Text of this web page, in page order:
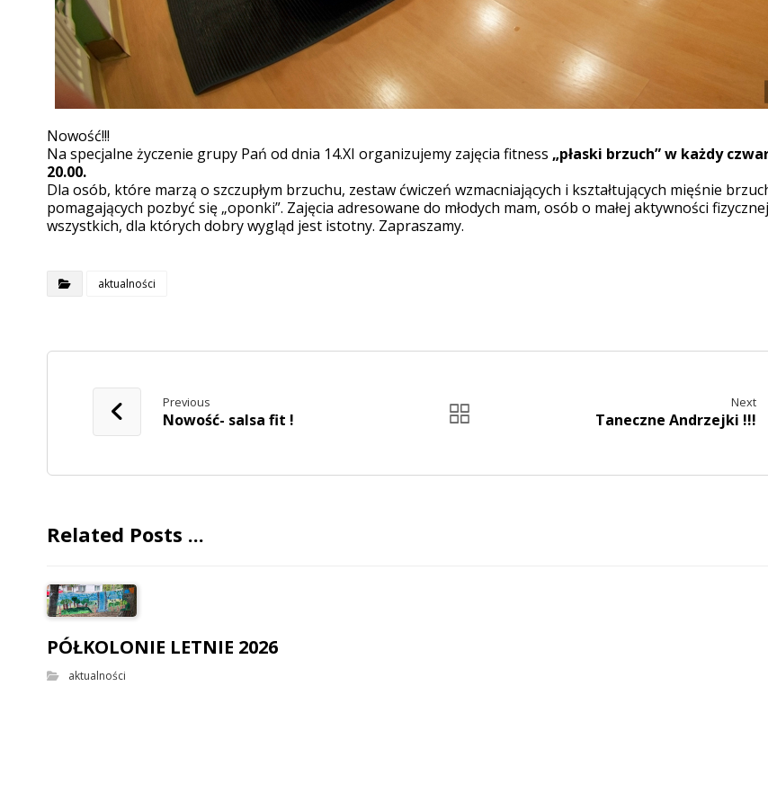
Nowość!!!
Na specjalne życzenie grupy Pań od dnia 14.XI organizujemy zajęcia fitness „płaski brzuch” w każdy
20.00.
Dla osób, które marzą o szczupłym brzuchu, zestaw ćwiczeń wzmacniających i kształtujących mięśnie
pomagających pozbyć się „oponki”. Zajęcia adresowane do młodych mam, osób o małej aktywności
wszystkich, dla których dobry wygląd jest istotny. Zapraszamy.
aktualności
Previous
Nowość- salsa fit !
Next
Taneczne Andrzejki !!!
Related Posts ...
PÓŁKOLONIE LETNIE 2026
aktualności